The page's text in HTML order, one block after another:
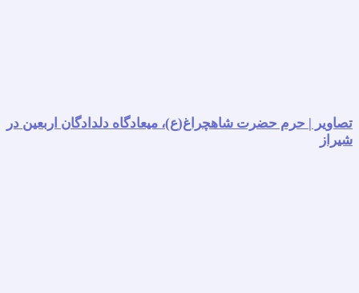
تصاویر | حرم حضرت شاهچراغ(ع)، میعادگاه دلدادگان اربعین در
شیراز